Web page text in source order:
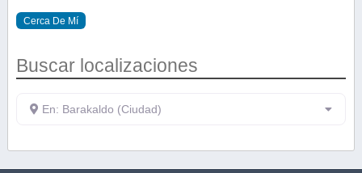
Cerca De Mí
Buscar localizaciones
En: Barakaldo (Ciudad)